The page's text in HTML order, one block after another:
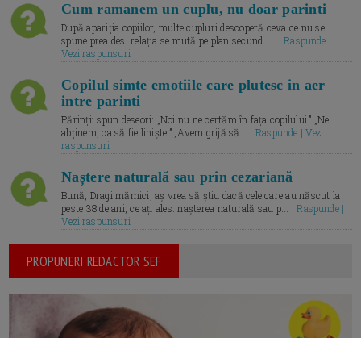
Cum ramanem un cuplu, nu doar parinti
După apariția copiilor, multe cupluri descoperă ceva ce nu se
spune prea des: relația se mută pe plan secund. ... |Raspunde |
Vezi raspunsuri
Copilul simte emotiile care plutesc in aer
intre parinti
Părinții spun deseori: „Noi nu ne certăm în fața copilului.” „Ne
abținem, ca să fie liniște.” „Avem grijă să... | Raspunde | Vezi
raspunsuri
Naștere naturală sau prin cezariană
Bună, Dragi mămici, aș vrea să știu dacă cele care au născut la
peste 38 de ani, ce ați ales: nașterea naturală sau p... |Raspunde |
Vezi raspunsuri
PROPUNERI REDACTOR SEF